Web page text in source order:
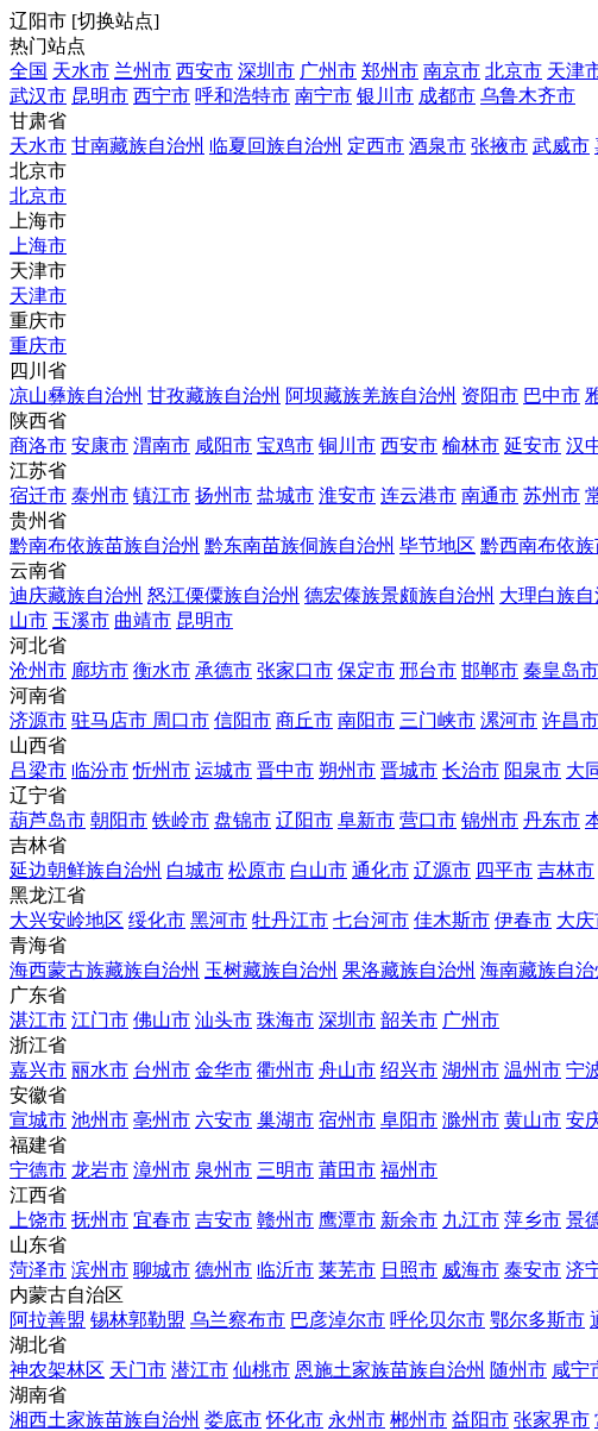
辽阳市 [切换站点]
热门站点
全国 天水市 兰州市 西安市 深圳市 广州市 郑州市 南京市 北京市 天津
武汉市 昆明市 西宁市 呼和浩特市 南宁市 银川市 成都市 乌鲁木齐市
甘肃省
天水市 甘南藏族自治州 临夏回族自治州 定西市 酒泉市 张掖市 武威市
北京市
北京市
上海市
上海市
天津市
天津市
重庆市
重庆市
四川省
凉山彝族自治州 甘孜藏族自治州 阿坝藏族羌族自治州 资阳市 巴中市
陕西省
商洛市 安康市 渭南市 咸阳市 宝鸡市 铜川市 西安市 榆林市 延安市 汉
江苏省
宿迁市 泰州市 镇江市 扬州市 盐城市 淮安市 连云港市 南通市 苏州市
贵州省
黔南布依族苗族自治州 黔东南苗族侗族自治州 毕节地区 黔西南布依族
云南省
迪庆藏族自治州 怒江傈僳族自治州 德宏傣族景颇族自治州 大理白族自
山市 玉溪市 曲靖市 昆明市
河北省
沧州市 廊坊市 衡水市 承德市 张家口市 保定市 邢台市 邯郸市 秦皇岛市
河南省
济源市 驻马店市 周口市 信阳市 商丘市 南阳市 三门峡市 漯河市 许昌市
山西省
吕梁市 临汾市 忻州市 运城市 晋中市 朔州市 晋城市 长治市 阳泉市 大
辽宁省
葫芦岛市 朝阳市 铁岭市 盘锦市 辽阳市 阜新市 营口市 锦州市 丹东市
吉林省
延边朝鲜族自治州 白城市 松原市 白山市 通化市 辽源市 四平市 吉林市
黑龙江省
大兴安岭地区 绥化市 黑河市 牡丹江市 七台河市 佳木斯市 伊春市 大
青海省
海西蒙古族藏族自治州 玉树藏族自治州 果洛藏族自治州 海南藏族自治
广东省
湛江市 江门市 佛山市 汕头市 珠海市 深圳市 韶关市 广州市
浙江省
嘉兴市 丽水市 台州市 金华市 衢州市 舟山市 绍兴市 湖州市 温州市 宁
安徽省
宣城市 池州市 亳州市 六安市 巢湖市 宿州市 阜阳市 滁州市 黄山市 安
福建省
宁德市 龙岩市 漳州市 泉州市 三明市 莆田市 福州市
江西省
上饶市 抚州市 宜春市 吉安市 赣州市 鹰潭市 新余市 九江市 萍乡市 景
山东省
菏泽市 滨州市 聊城市 德州市 临沂市 莱芜市 日照市 威海市 泰安市 济
内蒙古自治区
阿拉善盟 锡林郭勒盟 乌兰察布市 巴彦淖尔市 呼伦贝尔市 鄂尔多斯市
湖北省
神农架林区 天门市 潜江市 仙桃市 恩施土家族苗族自治州 随州市 咸宁
湖南省
湘西土家族苗族自治州 娄底市 怀化市 永州市 郴州市 益阳市 张家界市